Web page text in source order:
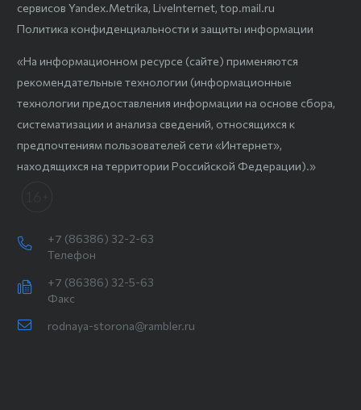
сервисов Yandex.Metrika, LiveInternet, top.mail.ru
Политика конфиденциальности и защиты информации
«На информационном ресурсе (сайте) применяются
рекомендательные технологии (информационные
технологии предоставления информации на основе сбора,
систематизации и анализа сведений, относящихся к
предпочтениям пользователей сети «Интернет»,
находящихся на территории Российской Федерации).»
+7 (86386) 32-2-63
Телефон
+7 (86386) 32-5-63
Факс
rodnaya-storona@rambler.ru